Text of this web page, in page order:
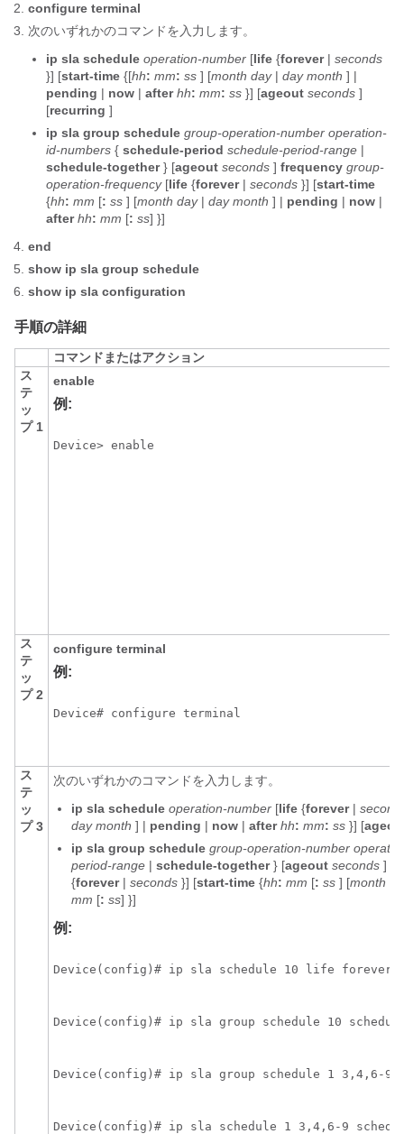
configure terminal
次のいずれかのコマンドを入力します。
ip sla schedule operation-number [life {forever | seconds
}] [start-time {[hh: mm: ss ] [month day | day month ] |
pending | now | afterhh: mm: ss }] [ageout seconds ]
[recurring ]
ip sla group schedule group-operation-number operation-
id-numbers { schedule-period schedule-period-range |
schedule-together} [ageout seconds ] frequency group-
operation-frequency [life {forever | seconds }] [start-time
{hh: mm [: ss ] [month day | day month ] | pending | now |
afterhh: mm [: ss] }]
end
show ip sla group schedule
show ip sla configuration
手順の詳細
コマンドまたはアクション
ス
テ
ッ
プ 1
enable
例:
Device> enable
ス
テ
ッ
プ 2
configure terminal
例:
Device# configure terminal
ス
テ
ッ
プ 3
次のいずれかのコマンドを入力します。
ip sla schedule operation-number [life {forever |
day month ] | pending | now | afterhh: mm: ss }] [
ip sla group schedule group-operation-number
period-range | schedule-together} [ageout seconds ]
{forever | seconds }] [start-time {hh: mm [: ss ] [month
mm [: ss] }]
例:
Device(config)# ip sla schedule 10 life forever
Device(config)# ip sla group schedule 10
Device(config)# ip sla group schedule 1
Device(config)# ip sla schedule 1 3,4,6-9